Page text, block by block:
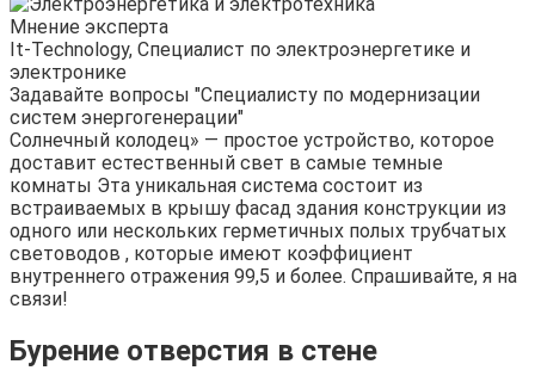
Мнение эксперта
It-Technology, Cпециалист по электроэнергетике и
электронике
Задавайте вопросы "Специалисту по модернизации
систем энергогенерации"
Солнечный колодец» — простое устройство, которое
доставит естественный свет в самые темные
комнаты Эта уникальная система состоит из
встраиваемых в крышу фасад здания конструкции из
одного или нескольких герметичных полых трубчатых
световодов , которые имеют коэффициент
внутреннего отражения 99,5 и более. Спрашивайте, я на
связи!
Бурение отверстия в стене